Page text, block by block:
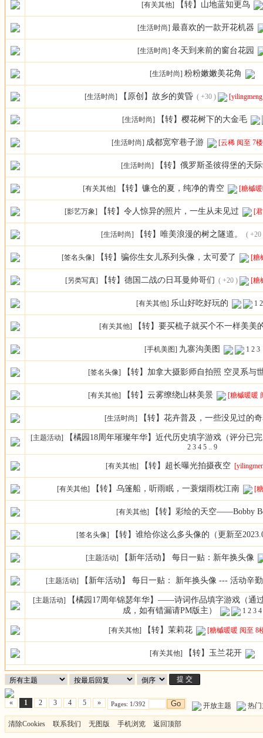
[有关其他] 【转】山地蓝知更鸟
[生活时尚] 最喜欢的一款开花机器
[生活时尚] 冬天到来前的窗台花园
[生活时尚] 粉粉嫩嫩美花角
[生活时尚] 【原创】故乡的黄昏 ( +30 )
[生活时尚] 【转】樱花树下的大金毛
[生活时尚] 成都宽窄巷子游 [云稀 阅至 7
[生活时尚] 【转】俄罗斯圣彼得堡的天
[有关其他] 【转】镰仓的夏，纯净的青空 [糖槭
[影艺万象] 【转】令人惊异的照片，一生从未见过 [
[生活时尚] 【转】唯美浪漫的树之隧道。 ( +20
[签名头像] 【转】骗你生女儿系列头像，太可爱了 [糖
[另类写真] 【转】德国二战の日耳曼帅哥们 ( +20 ) [糖
[有关其他] 乐山好吃好玩的 1 2
[有关其他] 【转】要买梳子就买个不一样美美
[手机美图] 九寨沟美图 1 2 3
[签名头像] 【转】加拿大摄影师自拍照 空灵系与
[有关其他] 【转】云雾缭绕山林美景 [糖槭暖暖
[生活时尚] 【转】花卉普及，一些没见过的
[主题活动] 【橘园18周年璀璨年华】近代历史填字游戏（评分已
2 3 4 5.. 9
[有关其他] 【转】超长曝光拍摄夜空
[有关其他] 【转】乌篷船，听雨眠，一蓑烟雨枕江南 [
[有关其他] 【转】彩绘的天空——Bobby
[签名头像] 【转】谁给你这么多头像的（更新至
[主题活动] 【新年活动】 每日一贴：新年换头像
[主题活动] 【新年活动】 每日一贴： 新年换头像 --- 活动辛
[主题活动]
【橘园17周年锦瑟年华】——诗词作品填字游戏（通
成，如有错漏请PM版主）
1 2 3 4
[有关其他] 【转】茉莉花 [糖槭暖暖 阅至 8
[有关其他] 【转】玉兰花开
« 1 2 3 4 5 » Pages: 1/392 Go 开放主题 热
清除Cookies 联系我们 无图版 手机浏览 返回顶部